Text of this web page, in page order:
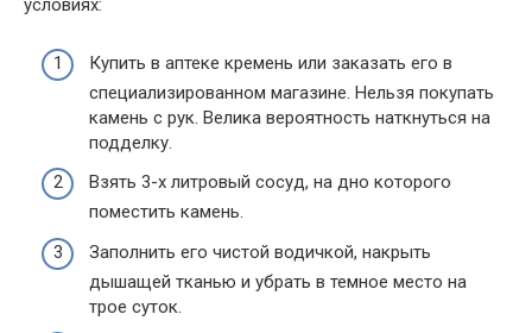
условиях:
Купить в аптеке кремень или заказать его в
специализированном магазине. Нельзя покупать
камень с рук. Велика вероятность наткнуться на
подделку.
Взять 3-х литровый сосуд, на дно которого
поместить камень.
Заполнить его чистой водичкой, накрыть
дышащей тканью и убрать в темное место на
трое суток.